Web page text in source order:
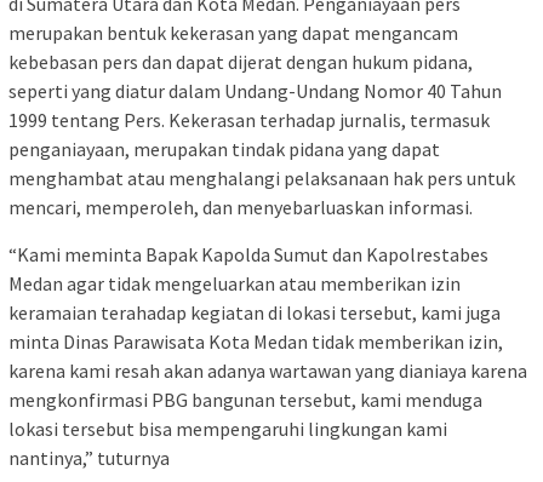
merupakan bentuk kekerasan yang dapat mengancam
kebebasan pers dan dapat dijerat dengan hukum pidana,
seperti yang diatur dalam Undang-Undang Nomor 40 Tahun
1999 tentang Pers. Kekerasan terhadap jurnalis, termasuk
penganiayaan, merupakan tindak pidana yang dapat
menghambat atau menghalangi pelaksanaan hak pers untuk
mencari, memperoleh, dan menyebarluaskan informasi.
“Kami meminta Bapak Kapolda Sumut dan Kapolrestabes
Medan agar tidak mengeluarkan atau memberikan izin
keramaian terahadap kegiatan di lokasi tersebut, kami juga
minta Dinas Parawisata Kota Medan tidak memberikan izin,
karena kami resah akan adanya wartawan yang dianiaya karena
mengkonfirmasi PBG bangunan tersebut, kami menduga
lokasi tersebut bisa mempengaruhi lingkungan kami
nantinya,” tuturnya